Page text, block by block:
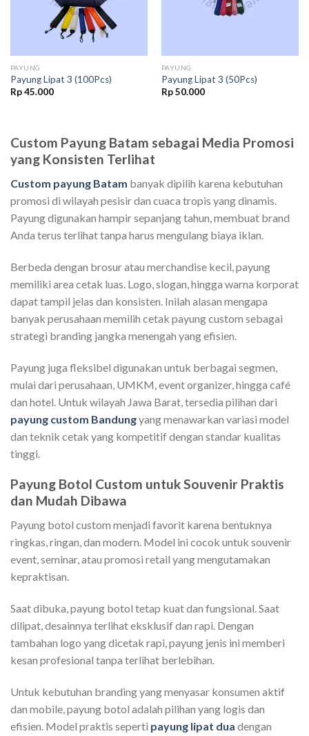
PAYUNG
Payung Lipat 3 (100Pcs)
Rp45.000
PAYUNG
Payung Lipat 3 (50Pcs)
Rp50.000
Custom Payung Batam sebagai Media Promosi
yang Konsisten Terlihat
Custom payung Batam banyak dipilih karena kebutuhan
promosi di wilayah pesisir dan cuaca tropis yang dinamis.
Payung digunakan hampir sepanjang tahun, membuat brand
Anda terus terlihat tanpa harus mengulang biaya iklan.
Berbeda dengan brosur atau merchandise kecil, payung
memiliki area cetak luas. Logo, slogan, hingga warna korporat
dapat tampil jelas dan konsisten. Inilah alasan mengapa
banyak perusahaan memilih cetak payung custom sebagai
strategi branding jangka menengah yang efisien.
Payung juga fleksibel digunakan untuk berbagai segmen,
mulai dari perusahaan, UMKM, event organizer, hingga café
dan hotel. Untuk wilayah Jawa Barat, tersedia pilihan dari
payung custom Bandungyang menawarkan variasi model
dan teknik cetak yang kompetitif dengan standar kualitas
tinggi.
Payung Botol Custom untuk Souvenir Praktis
dan Mudah Dibawa
Payung botol custom menjadi favorit karena bentuknya
ringkas, ringan, dan modern. Model ini cocok untuk souvenir
event, seminar, atau promosi retail yang mengutamakan
kepraktisan.
Saat dibuka, payung botol tetap kuat dan fungsional. Saat
dilipat, desainnya terlihat eksklusif dan rapi. Dengan
tambahan logo yang dicetak rapi, payung jenis ini memberi
kesan profesional tanpa terlihat berlebihan.
Untuk kebutuhan branding yang menyasar konsumen aktif
dan mobile, payung botol adalah pilihan yang logis dan
efisien. Model praktis seperti payung lipat dua dengan